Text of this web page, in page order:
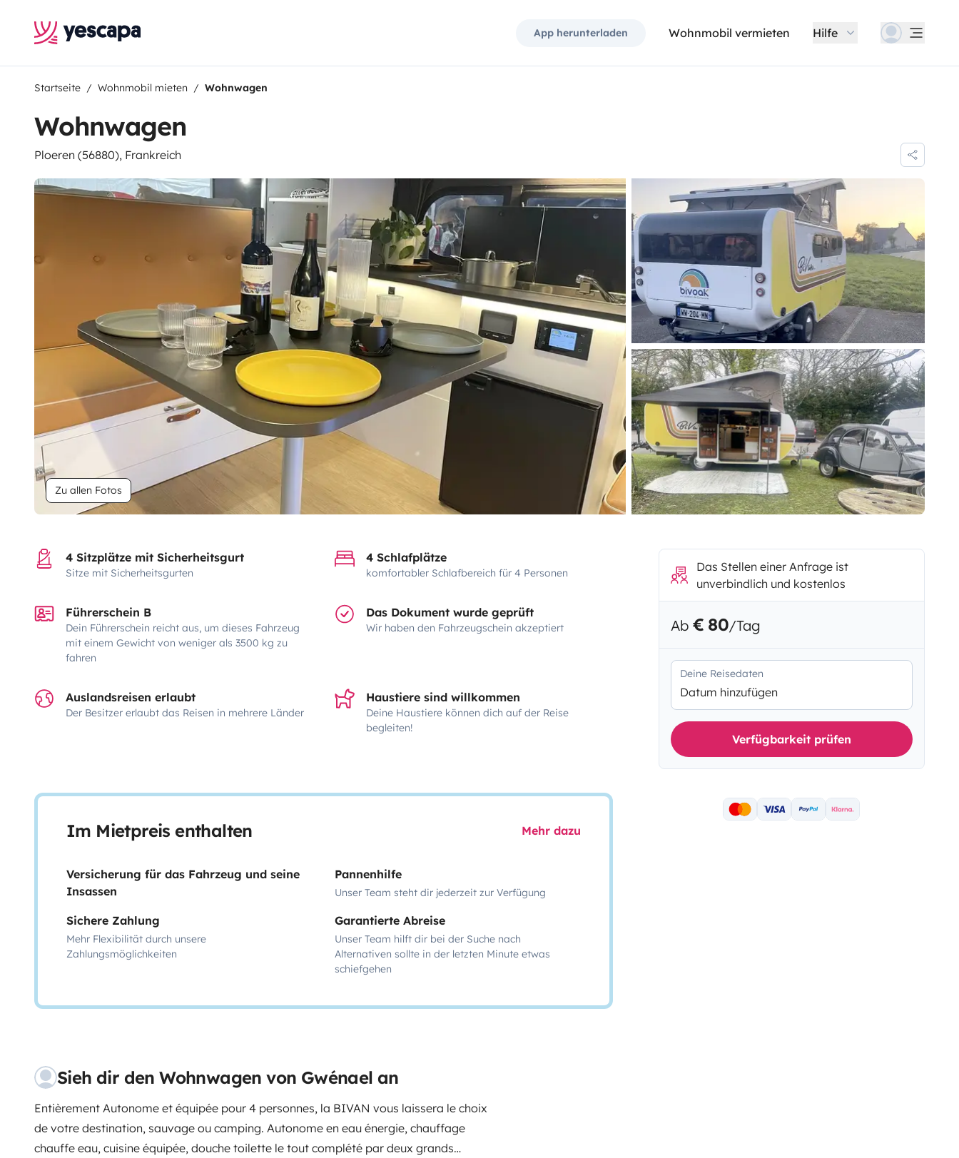
App herunterladen Wohnmobil vermieten Hilfe
Startseite Wohnmobil mieten Wohnwagen
Wohnwagen
Ploeren (56880), Frankreich
Zu allen Fotos
4 Sitzplätze mit Sicherheitsgurt
Sitze mit Sicherheitsgurten
4 Schlafplätze
komfortabler Schlafbereich für 4 Personen
Führerschein B
Dein Führerschein reicht aus, um dieses Fahrzeug
mit einem Gewicht von weniger als 3500 kg zu
fahren
Das Dokument wurde geprüft
Wir haben den Fahrzeugschein akzeptiert
Auslandsreisen erlaubt
Der Besitzer erlaubt das Reisen in mehrere Länder
Haustiere sind willkommen
Deine Haustiere können dich auf der Reise
begleiten!
Im Mietpreis enthalten Mehr dazu
Versicherung für das Fahrzeug und seine
Insassen
Pannenhilfe
Unser Team steht dir jederzeit zur Verfügung
Sichere Zahlung
Mehr Flexibilität durch unsere
Zahlungsmöglichkeiten
Garantierte Abreise
Unser Team hilft dir bei der Suche nach
Alternativen sollte in der letzten Minute etwas
schiefgehen
Sieh dir den Wohnwagen von Gwénael an
Entièrement Autonome et équipée pour 4 personnes, la BIVAN vous laissera le choix
de votre destination, sauvage ou camping. Autonome en eau énergie, chauffage
chauffe eau, cuisine équipée, douche toilette le tout complété par deux grands
Das Stellen einer Anfrage ist
unverbindlich und kostenlos
Ab € 80/Tag
Deine Reisedaten
Datum hinzufügen
Verfügbarkeit prüfen